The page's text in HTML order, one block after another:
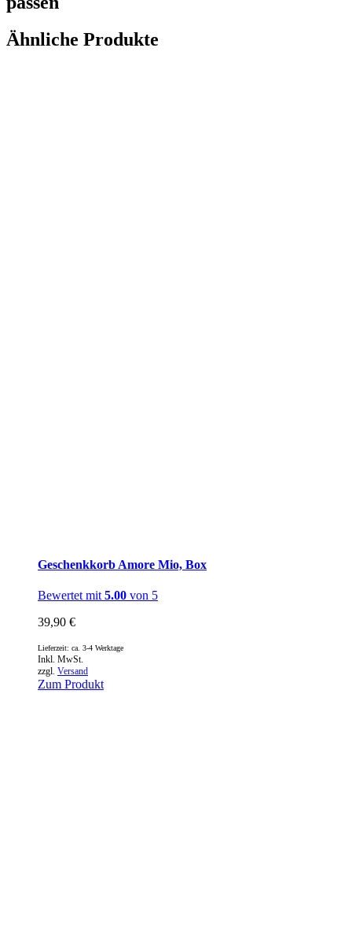
Ähnliche Produkte
Geschenkkorb Amore Mio, Box
Bewertet mit 5.00 von 5
39,90 €
Inkl. MwSt.
zzgl. Versand
Lieferzeit: ca. 3-4 Werktage
Zum Produkt